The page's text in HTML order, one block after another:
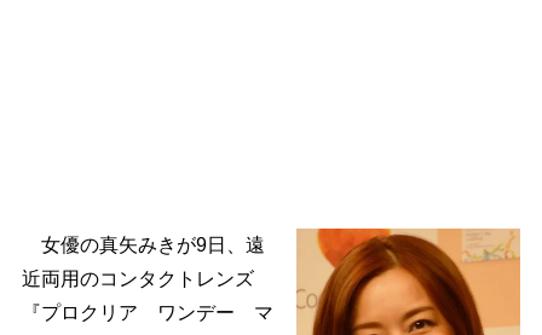
女優の真矢みきが9日、遠
近両用のコンタクトレンズ
『プロクリア ワンデー マ